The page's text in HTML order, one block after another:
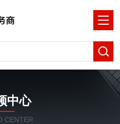
中心
CENTER